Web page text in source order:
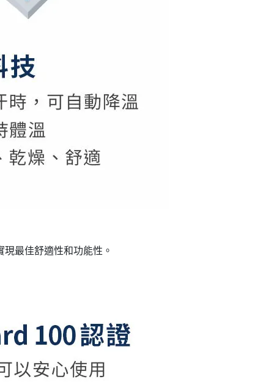
最佳舒適性和功能性。